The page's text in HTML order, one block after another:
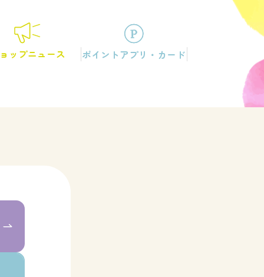
ップニュース ポイントアプリ・カード